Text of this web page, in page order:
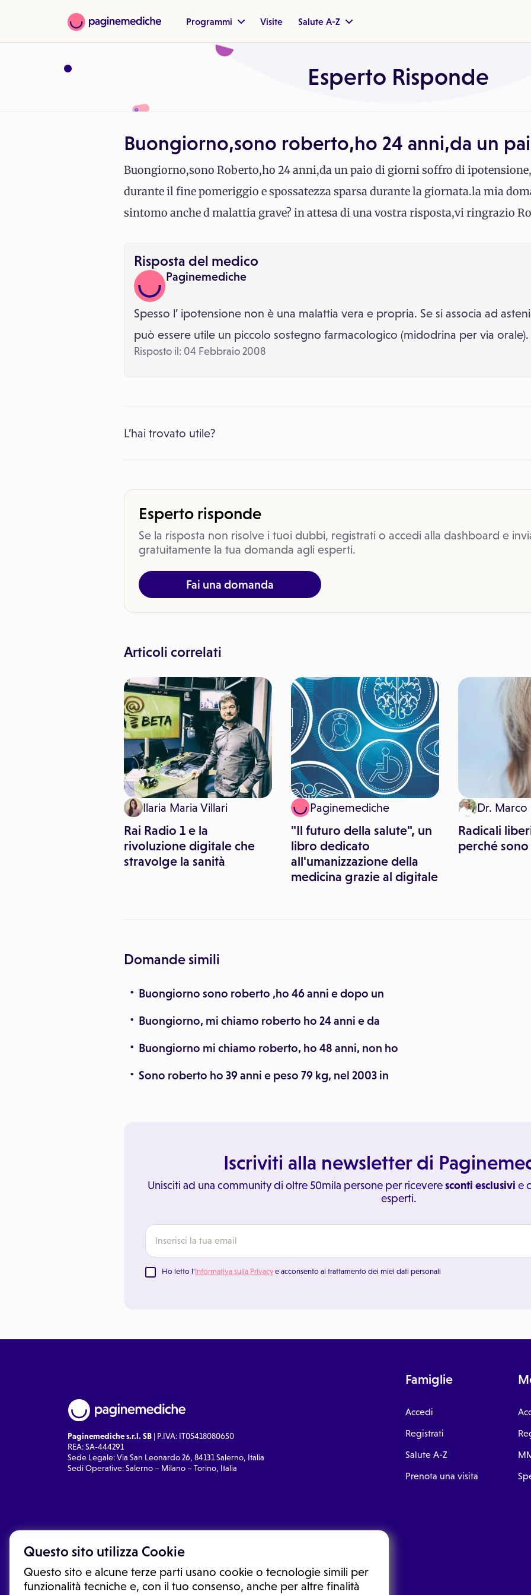
Questo sito utilizza Cookie
Questo sito e alcune terze parti usano cookie o tecnologie simili per
funzionalità tecniche e, con il tuo consenso, anche per altre finalità
Programmi Visite Salute A-Z
Esperto Risponde
Buongiorno,sono roberto,ho 24 anni,da un
Buongiorno,sono Roberto,ho 24 anni,da un paio di giorni soffro di
durante il fine pomeriggio e spossatezza sparsa durante la giornata.la mia
sintomo anche d malattia grave? in attesa di una vostra risposta,vi ringrazio
Risposta del medico
Paginemediche
Spesso l’ ipotensione non è una malattia vera e propria. Se si associa ad
può essere utile un piccolo sostegno farmacologico (midodrina per via orale).
Risposto il: 04 Febbraio 2008
L’hai trovato utile?
Esperto risponde
Se la risposta non risolve i tuoi dubbi, registrati o accedi alla dashboard e
gratuitamente la tua domanda agli esperti.
Fai una domanda
Articoli correlati
Ilaria Maria Villari
Rai Radio 1 e la
rivoluzione digitale che
stravolge la sanità
Paginemediche
"Il futuro della salute", un
libro dedicato
all'umanizzazione della
medicina grazie al digitale
Dr. Marco
Radicali
perché
Domande simili
Buongiorno sono roberto ,ho 46 anni e dopo un
Buongiorno, mi chiamo roberto ho 24 anni e da
Buongiorno mi chiamo roberto, ho 48 anni, non ho
Sono roberto ho 39 anni e peso 79 kg, nel 2003 in
Iscriviti alla newsletter di
Unisciti ad una community di oltre 50mila persone per riceveresconti esclusivi e
esperti.
Ho letto l'Informativa sulla Privacy e acconsento al trattamento dei miei dati personali
Paginemediche s.r.l. SB | P.IVA: IT05418080650
REA: SA-444291
Sede Legale: Via San Leonardo 26, 84131 Salerno, Italia
Sedi Operative: Salerno – Milano – Torino, Italia
Famiglie
Accedi
Registrati
Salute A-Z
Prenota una visita